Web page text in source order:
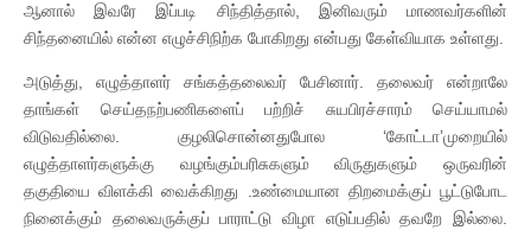
ஆனால் இவரே இப்படி சிந்தித்தால், இனிவரும் மாணவர்களின்
சிந்தனையில் என்ன எழுச்சிநிற்க போகிறது என்பது கேள்வியாக உள்ளது.
அடுத்து, எழுத்தாளர் சங்கத்தலைவர் பேசினார். தலைவர் என்றாலே
தாங்கள் செய்தநற்பணிகளைப் பற்றிச் சுயபிரச்சாரம் செய்யாமல்
விடுவதில்லை. குழலிசொன்னதுபோல ‘கோட்டா’முறையில்
எழுத்தாளர்களுக்கு வழங்கும்பரிசுகளும் விருதுகளும் ஒருவரின்
தகுதியை விளக்கி வைக்கிறது .உண்மையான திறமைக்குப் பூட்டுபோட
நினைக்கும் தலைவருக்குப் பாராட்டு விழா எடுப்பதில் தவறே இல்லை.